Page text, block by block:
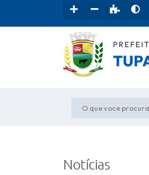
O que voce
Notícias